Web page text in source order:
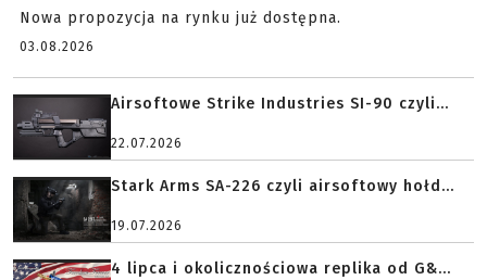
Nowa propozycja na rynku już dostępna.
03.08.2026
Airsoftowe Strike Industries SI-90 czyli...
22.07.2026
Stark Arms SA-226 czyli airsoftowy hołd...
19.07.2026
4 lipca i okolicznościowa replika od G&...